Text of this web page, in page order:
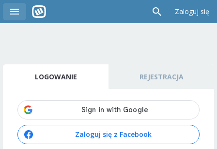
Zaloguj się
LOGOWANIE REJESTRACJA
Zaloguj się z Facebook